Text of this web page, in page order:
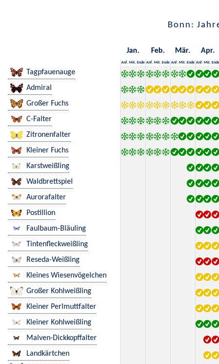
Bonn:
Jan. Feb. Mär. Apr.
Anf. Mit. Ende Anf. Mit. Ende Anf. Mit. Ende Anf. Mit. Ende
Tagpfauenauge
Admiral
Großer Fuchs
C-Falter
Zitronenfalter
Kleiner Fuchs
Karstweißling
Waldbrettspiel
Aurorafalter
Postillion
Faulbaum-Bläuling
Tintenfleckweißling
Reseda-Weißling
Kleines Wiesenvögelchen
Großer Kohlweißling
Kleiner Perlmuttfalter
Kleiner Kohlweißling
Malven-Dickkopffalter
Landkärtchen